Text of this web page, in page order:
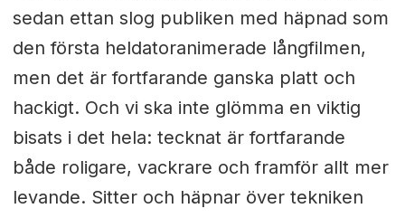
sedan ettan slog publiken med häpnad som
den första heldatoranimerade långfilmen,
men det är fortfarande ganska platt och
hackigt. Och vi ska inte glömma en viktig
bisats i det hela: tecknat är fortfarande
både roligare, vackrare och framför allt mer
levande. Sitter och häpnar över tekniken